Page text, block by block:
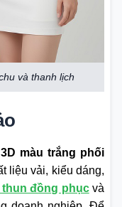
và thanh lịch
màu trắng phối
liệu vải, kiểu dáng,
thun đồng phụcvà